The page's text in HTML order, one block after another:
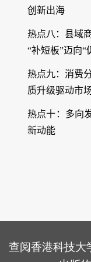
创新出海
热点八：县域
“补短板”迈向“
热点九：消费
质升级驱动市
热点十：多向
新动能
查阅香港科技大